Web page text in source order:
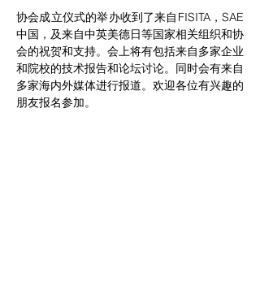
协会成立仪式的举办收到了来自FISITA，SAE
中国，及来自中英美德日等国家相关组织和协
会的祝贺和支持。会上将有包括来自多家企业
和院校的技术报告和论坛讨论。同时会有来自
多家海内外媒体进行报道。欢迎各位有兴趣的
朋友报名参加。